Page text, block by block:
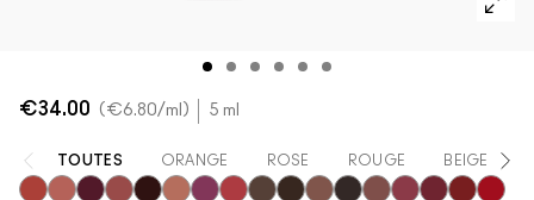
€34.00 €6.80/ml 5 ml
TOUTES ORANGE ROSE ROUGE BEIGE